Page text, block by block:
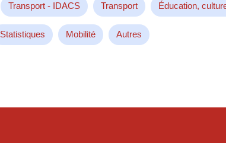
Transport - IDACS Transport Éducation,
Statistiques Mobilité Autres